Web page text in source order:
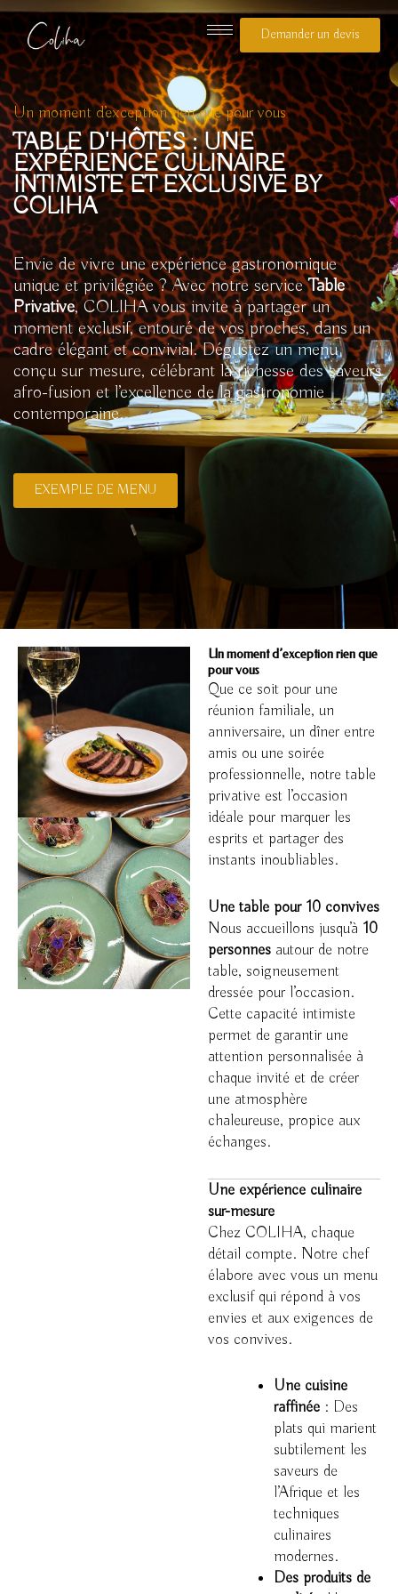
Aller
au
contenu
Demander un devis
Un moment d’exception rien que pour vous
TABLE D'HÔTES : UNE
EXPÉRIENCE CULINAIRE
INTIMISTE ET EXCLUSIVE BY
COLIHA
Envie de vivre une expérience gastronomique
unique et privilégiée ? Avec notre serviceTable
Privative, COLIHA vous invite à partager un
moment exclusif, entouré de vos proches, dans un
cadre élégant et convivial. Dégustez un menu
conçu sur mesure, célébrant la richesse des saveurs
afro-fusion et l’excellence de la gastronomie
contemporaine.
EXEMPLE DE MENU
Un moment d’exception rien que
pour vous
Que ce soit pour une
réunion familiale, un
anniversaire, un dîner entre
amis ou une soirée
professionnelle, notre table
privative est l’occasion
idéale pour marquer les
esprits et partager des
instants inoubliables.
Une table pour 10 convives
Nous accueillons jusqu’à 10
personnes autour de notre
table, soigneusement
dressée pour l’occasion.
Cette capacité intimiste
permet de garantir une
attention personnalisée à
chaque invité et de créer
une atmosphère
chaleureuse, propice aux
échanges.
Une expérience culinaire
sur-mesure
Chez COLIHA, chaque
détail compte. Notre chef
élabore avec vous un menu
exclusif qui répond à vos
envies et aux exigences de
vos convives.
Une cuisine
raffinée : Des
plats qui marient
subtilement les
saveurs de
l’Afrique et les
techniques
culinaires
modernes.
Des produits de